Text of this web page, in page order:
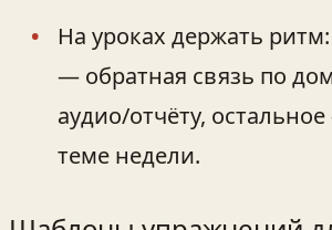
На уроках держать
— обратная связь по
аудио/отчёту,
теме недели.